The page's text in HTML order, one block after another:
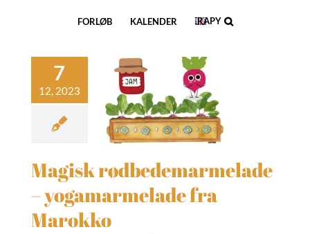
FORLØB KALENDER
THERAPY
Magisk
Marokko
Yogarejse
YogaretreatMagisk rødbedemarmelade
– yogamarmelade fra
Marokko